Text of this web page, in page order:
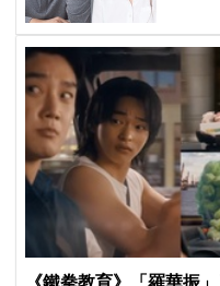
《鐵拳教育》「羅華振